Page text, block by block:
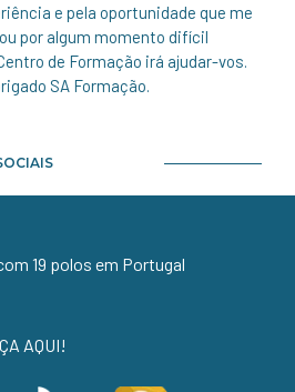
e pela oportunidade que me
por algum momento difícil
de Formação irá ajudar-vos.
SA Formação.
19 polos em Portugal
AQUI!